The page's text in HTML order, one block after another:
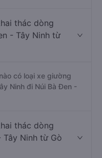
thác dòng
- Tây Ninh từ
có loại xe giường
Ninh đi Núi Bà Đen -
thác dòng
Ninh từ Gò